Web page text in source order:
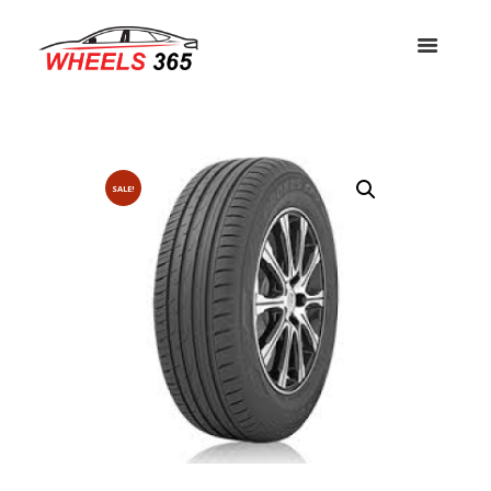
SALE!